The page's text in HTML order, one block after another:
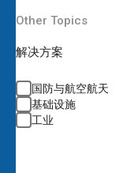
Other Topics
解决方案
国防与航空航天
基础设施
工业